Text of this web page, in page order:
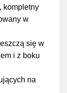
kompletny
w
się w
i z boku
na